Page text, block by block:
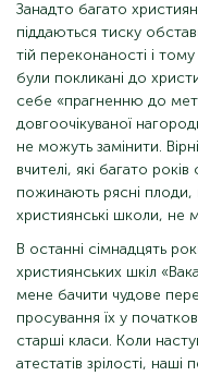
Занадто багато
піддаються тиску
тій переконаності і
були покликані до
себе «прагненню до
довгоочікуваної
не можуть замінити.
вчителі, які багато
пожинають рясні плоди,
християнські школи, не
В останні сімнадцять
християнських шкіл
мене бачити чудове
просування їх у
старші класи. Коли
атестатів зрілості, наші